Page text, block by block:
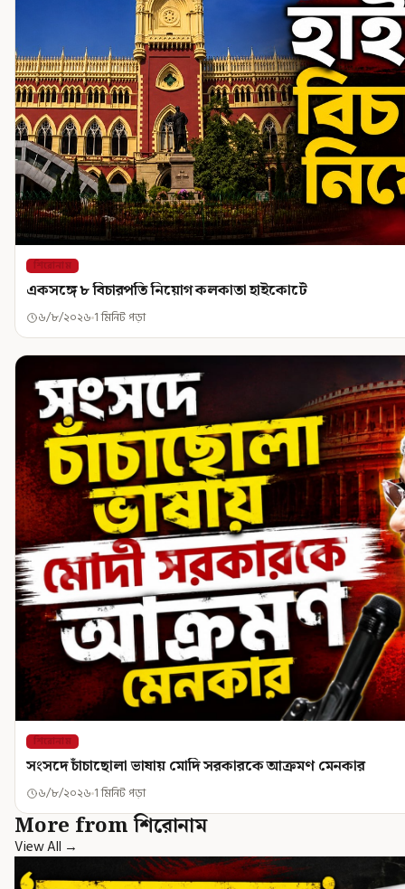
শিরোনাম
একসঙ্গে ৮ বিচারপতি নিয়োগ কলকাতা হাইকোর্টে
৬/৮/২০২৬ 1 মিনিট পড়া
শিরোনাম
সংসদে চাঁচাছোলা ভাষায় মোদি সরকারকে আক্রমণ মেনকার
৬/৮/২০২৬ 1 মিনিট পড়া
More from শিরোনাম
View All →